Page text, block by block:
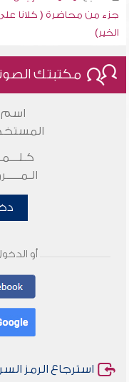
جزء من محاضرة ( كلانا
الخير)
مكتبتك
اسم
أو
استرجاع الرمز